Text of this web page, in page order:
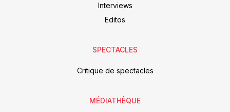
Interviews
Editos
SPECTACLES
Critique de spectacles
MÉDIATHÈQUE